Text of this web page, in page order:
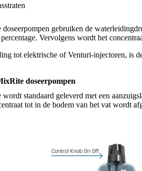
gebruiken de
Vervolgens wordt het
tot elektrische of Venturi-injectoren, is
doseerpompen
standaard geleverd met een
tot in de bodem van het vat wordt